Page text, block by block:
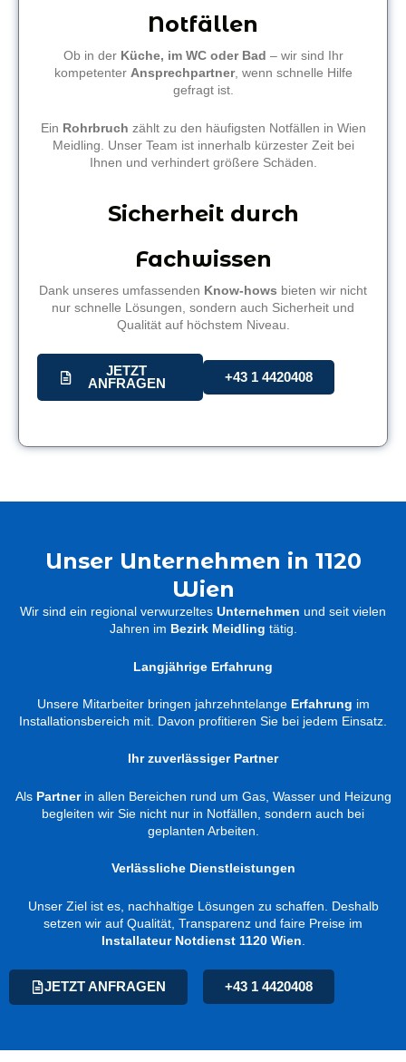
Notfällen
Ob in der Küche, im WC oder Bad – wir sind Ihr
kompetenter Ansprechpartner, wenn schnelle Hilfe
gefragt ist.
Ein Rohrbruch zählt zu den häufigsten Notfällen in Wien
Meidling. Unser Team ist innerhalb kürzester Zeit bei
Ihnen und verhindert größere Schäden.
Sicherheit durch
Fachwissen
Dank unseres umfassenden Know-hows bieten wir nicht
nur schnelle Lösungen, sondern auch Sicherheit und
Qualität auf höchstem Niveau.
JETZT
ANFRAGEN
+43 1 4420408
Unser Unternehmen in 1120
Wien
Wir sind ein regional verwurzeltes Unternehmen und seit vielen
Jahren im Bezirk Meidling tätig.
Langjährige Erfahrung
Unsere Mitarbeiter bringen jahrzehntelange Erfahrung im
Installationsbereich mit. Davon profitieren Sie bei jedem Einsatz.
Ihr zuverlässiger Partner
Als Partnerin allen Bereichen rund um Gas, Wasser und Heizung
begleiten wir Sie nicht nur in Notfällen, sondern auch bei
geplanten Arbeiten.
Verlässliche Dienstleistungen
Unser Ziel ist es, nachhaltige Lösungen zu schaffen. Deshalb
setzen wir auf Qualität, Transparenz und faire Preise im
Installateur Notdienst 1120 Wien
JETZT ANFRAGEN +43 1 4420408